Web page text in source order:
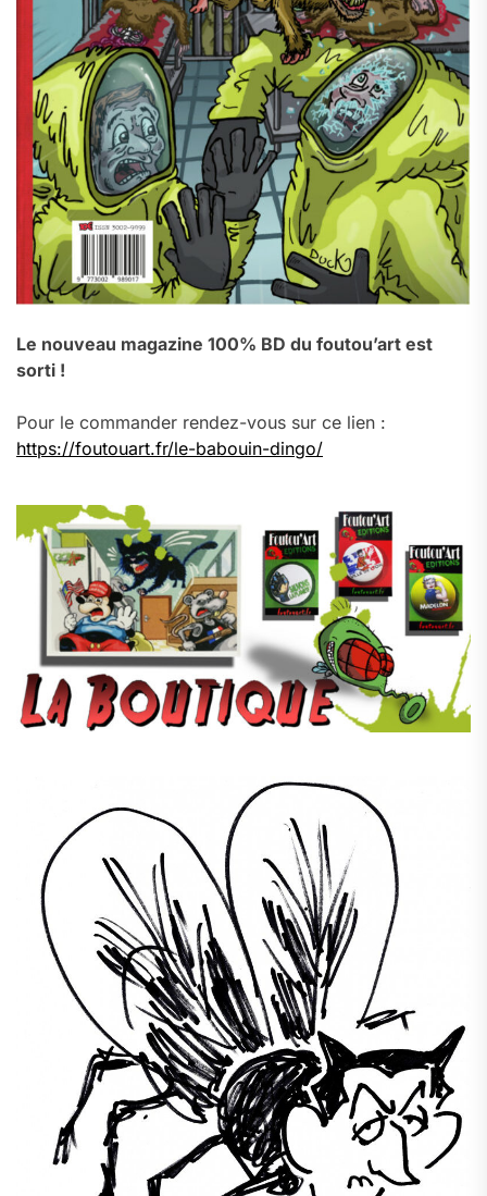
Le nouveau magazine 100% BD du foutou’art est
sorti !
Pour le commander rendez-vous sur ce lien :
https://foutouart.fr/le-babouin-dingo/